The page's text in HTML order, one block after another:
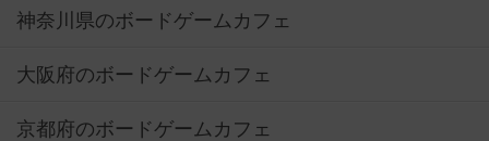
神奈川県のボードゲームカフェ
大阪府のボードゲームカフェ
京都府のボードゲームカフェ